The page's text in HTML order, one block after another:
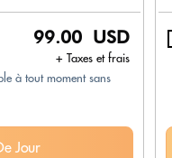
99.00 USD
+ Taxes et frais
à tout moment sans
Jour